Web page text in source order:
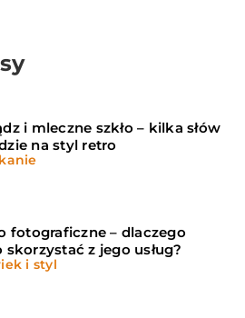
i mleczne szkło – kilka słów
na styl retro
fotograficzne – dlaczego
skorzystać z jego usług?
i styl